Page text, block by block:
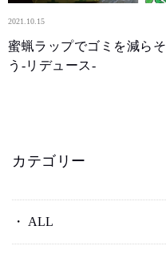
2021.10.15
蜜蝋ラップでゴミを減らそ
う-リデュース-
カテゴリー
ALL